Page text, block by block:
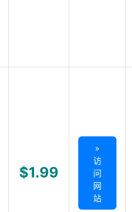
$1.99
»
访
问
网
站